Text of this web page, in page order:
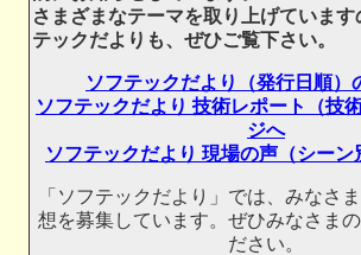
さまざまなテーマを取り上げていま
テックだよりも、ぜひご覧下さい。
ソフテックだより（発行日順）
ソフテックだより 技術レポート（技
ジへ
ソフテックだより 現場の声（シーン
「ソフテックだより」では、みなさ
想を募集しています。ぜひみなさま
ださい。